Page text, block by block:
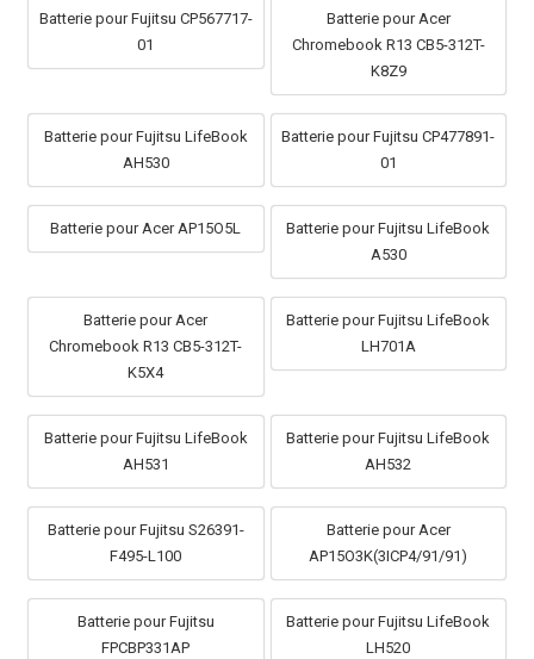
Batterie pour Fujitsu CP567717-
01
Batterie pour Acer
Chromebook R13 CB5-312T-
K8Z9
Batterie pour Fujitsu LifeBook
AH530
Batterie pour Fujitsu CP477891-
01
Batterie pour Acer AP15O5L
Batterie pour Fujitsu LifeBook
A530
Batterie pour Acer
Chromebook R13 CB5-312T-
K5X4
Batterie pour Fujitsu LifeBook
LH701A
Batterie pour Fujitsu LifeBook
AH531
Batterie pour Fujitsu LifeBook
AH532
Batterie pour Fujitsu S26391-
F495-L100
Batterie pour Acer
AP15O3K(3ICP4/91/91)
Batterie pour Fujitsu
FPCBP331AP
Batterie pour Fujitsu LifeBook
LH520